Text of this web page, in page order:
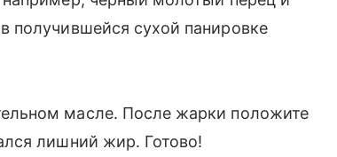
получившейся сухой панировке
масле. После жарки положите
лишний жир. Готово!